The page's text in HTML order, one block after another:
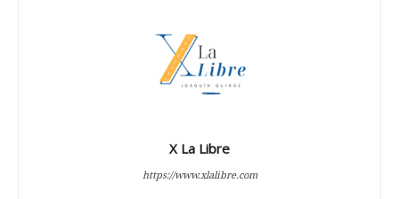
X La Libre
https://www.xlalibre.com